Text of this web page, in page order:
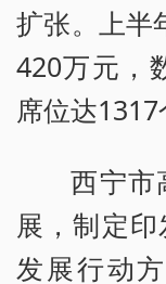
扩张。上半
420万元，
席位达1317
西宁市
展，制定
发展行动